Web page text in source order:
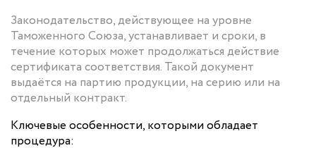
Законодательство, действующее на уровне
Таможенного Союза, устанавливает и сроки, в
течение которых может продолжаться действие
сертификата соответствия. Такой документ
выдаётся на партию продукции, на серию или на
отдельный контракт.
Ключевые особенности, которыми обладает
процедура: